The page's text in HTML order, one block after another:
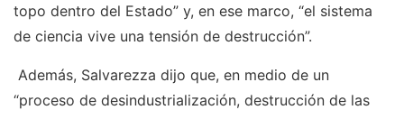
topo dentro del Estado” y, en ese marco, “el sistema
de ciencia vive una tensión de destrucción”.
Además, Salvarezza dijo que, en medio de un
“proceso de desindustrialización, destrucción de las